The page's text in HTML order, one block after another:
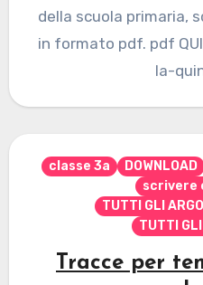
della scuola primaria,
in formato pdf. pdf
la-
classe 3a DOWNLOAD
scrivere
TUTTI GLI
TUTTI GLI
Tracce per